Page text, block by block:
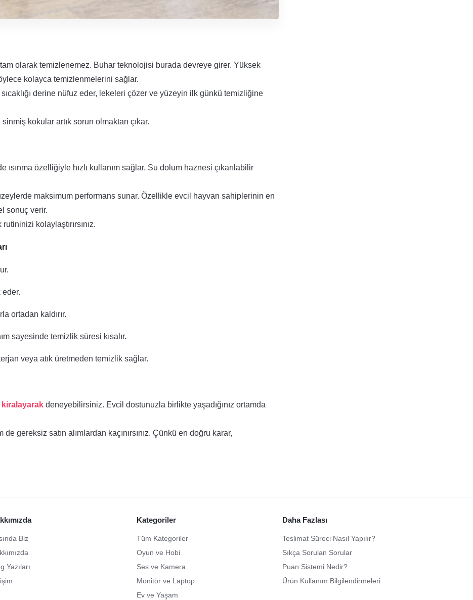
olarak temizlenemez. Buhar teknolojisi burada devreye girer. Yüksek
kolayca temizlenmelerini sağlar.
derine nüfuz eder, lekeleri çözer ve yüzeyin ilk günkü temizliğine
kokular artık sorun olmaktan çıkar.
özelliğiyle hızlı kullanım sağlar. Su dolum haznesi çıkarılabilir
maksimum performans sunar. Özellikle evcil hayvan sahiplerinin en
sonuç verir.
kolaylaştırırsınız.
ortadan kaldırır.
sayesinde temizlik süresi kısalır.
veya atık üretmeden temizlik sağlar.
kiralayarak deneyebilirsiniz. Evcil dostunuzla birlikte yaşadığınız ortamda
gereksiz satın alımlardan kaçınırsınız. Çünkü en doğru karar,
Biz
Yazıları
Kategoriler
Tüm Kategoriler
Oyun ve Hobi
Ses ve Kamera
Monitör ve Laptop
Ev ve Yaşam
Daha Fazlası
Teslimat Süreci Nasıl Yapılır?
Sıkça Sorulan Sorular
Puan Sistemi Nedir?
Ürün Kullanım Bilgilendirmeleri